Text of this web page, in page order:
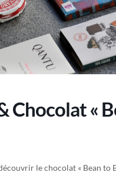
Chocolat «
le chocolat « Bean to